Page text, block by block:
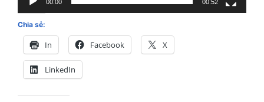
00:00 00:52
Chia sẻ:
In Facebook X
LinkedIn